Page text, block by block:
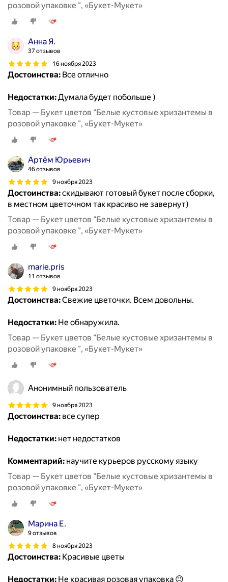
розовой упаковке ", «Букет-Мукет»
Анна Я.
37 отзывов
16 ноября 2023
Достоинства: Все отлично
Недостатки:Думала будет побольше )
Товар — Букет цветов "Белые кустовые хризантемы в
розовой упаковке ", «Букет-Мукет»
Артём Юрьевич
46 отзывов
9 ноября 2023
Достоинства:скидывают готовый букет после сборки,
в местном цветочном так красиво не завернут)
Товар — Букет цветов "Белые кустовые хризантемы в
розовой упаковке ", «Букет-Мукет»
marie.pris
11 отзывов
9 ноября 2023
Достоинства:Свежие цветочки. Всем довольны.
Недостатки: Не обнаружила.
Товар — Букет цветов "Белые кустовые хризантемы в
розовой упаковке ", «Букет-Мукет»
Анонимный пользователь
9 ноября 2023
Достоинства: все супер
Недостатки: нет недостатков
Комментарий: научите курьеров русскому языку
Товар — Букет цветов "Белые кустовые хризантемы в
розовой упаковке ", «Букет-Мукет»
Марина Е.
9 отзывов
8 ноября 2023
Достоинства: Красивые цветы
Недостатки: Не красивая розовая упаковка 😐